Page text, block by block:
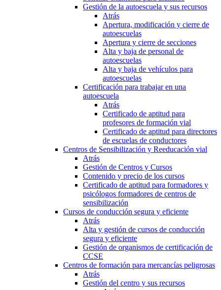
Gestión de la autoescuela y sus recursos
Atrás
Apertura, modificación y cierre de
autoescuelas
Apertura y cierre de secciones
Alta y baja de personal de
autoescuelas
Alta y baja de vehículos para
autoescuelas
Certificación para trabajar en una
autoescuela
Atrás
Certificado de aptitud para
profesores de formación vial
Certificado de aptitud para directores
de escuelas de conductores
Centros de Sensibilización y Reeducación vial
Atrás
Gestión de Centros y Cursos
Contenido y precio de los cursos
Certificado de aptitud para formadores y
psicólogos formadores de centros de
sensibilización
Cursos de conducción segura y eficiente
Atrás
Alta y gestión de cursos de conducción
segura y eficiente
Gestión de organismos de certificación de
CCSE
Centros de formación para mercancías peligrosas
Atrás
Gestión del centro y sus recursos